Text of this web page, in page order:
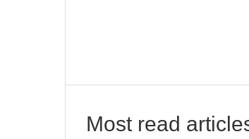
Most read